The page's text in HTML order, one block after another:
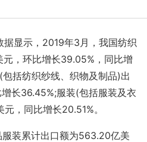
显示，2019年3月，我国纺织
元，环比增长39.05%，同比增
括纺织纱线、织物及制品)出
长36.45%;服装(包括服装及衣
，同比增长20.51%。
装累计出口额为563.20亿美